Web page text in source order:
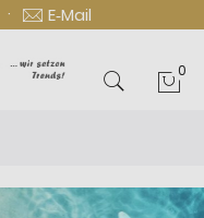
· E‑Mail
0